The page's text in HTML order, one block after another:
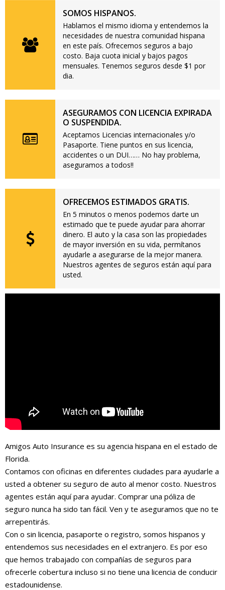
SOMOS HISPANOS.
Hablamos el mismo idioma y entendemos la
necesidades de nuestra comunidad hispana
en este país. Ofrecemos seguros a bajo
costo. Baja cuota inicial y bajos pagos
mensuales. Tenemos seguros desde $1 por
dia.
ASEGURAMOS CON LICENCIA EXPIRADA
O SUSPENDIDA.
Aceptamos Licencias internacionales y/o
Pasaporte. Tiene puntos en sus licencia,
accidentes o un DUI…… No hay problema,
aseguramos a todos!!
OFRECEMOS ESTIMADOS GRATIS.
En 5 minutos o menos podemos darte un
estimado que te puede ayudar para ahorrar
dinero. El auto y la casa son las propiedades
de mayor inversión en su vida, permítanos
ayudarle a asegurarse de la mejor manera.
Nuestros agentes de seguros están aquí para
usted.
Amigos Auto Insurance es su agencia hispana en el estado de
Florida.
Contamos con oficinas en diferentes ciudades para ayudarle a
usted a obtener su seguro de auto al menor costo. Nuestros
agentes están aquí para ayudar. Comprar una póliza de
seguro nunca ha sido tan fácil. Ven y te aseguramos que no te
arrepentirás.
Con o sin licencia, pasaporte o registro, somos hispanos y
entendemos sus necesidades en el extranjero. Es por eso
que hemos trabajado con compañías de seguros para
ofrecerle cobertura incluso si no tiene una licencia de conducir
estadounidense.